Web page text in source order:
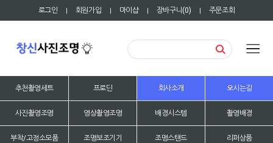
로그인 | 회원가입 | 마이샵 | 장바구니(0) | 주문조회
추천촬영세트 프로딘 회사소개 오시는길
사진촬영조명 영상촬영조명 배경시스템 촬영배경
부착/고정소모품 조명보조기기 조명스탠드 리퍼상품